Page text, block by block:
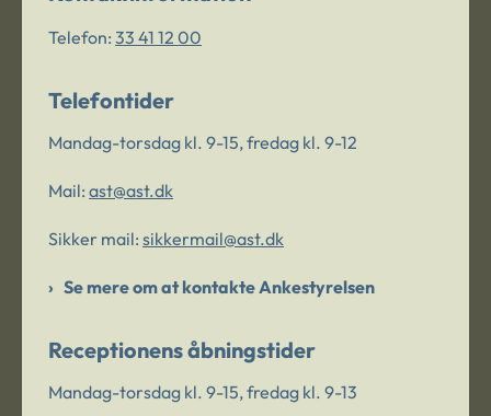
Telefon: 33 41 12 00
Telefontider
Mandag-torsdag kl. 9-15, fredag kl. 9-12
Mail: ast@ast.dk
Sikker mail: sikkermail@ast.dk
Se mere om at kontakte Ankestyrelsen
Receptionens åbningstider
Mandag-torsdag kl. 9-15, fredag kl. 9-13